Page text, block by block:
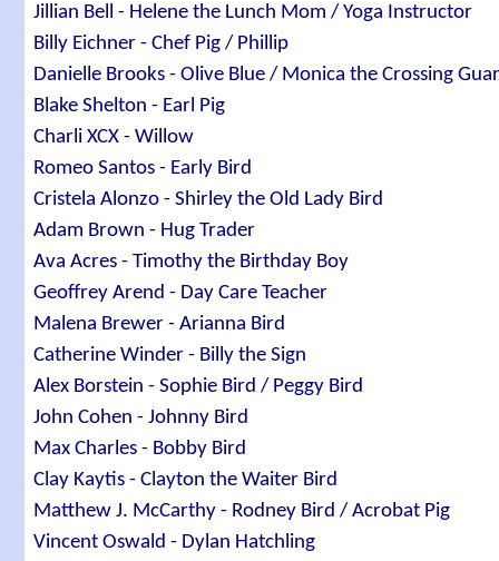
Jillian Bell - Helene the Lunch Mom / Yoga Instructor
Billy Eichner - Chef Pig / Phillip
Danielle Brooks - Olive Blue / Monica the Crossing
Blake Shelton - Earl Pig
Charli XCX - Willow
Romeo Santos - Early Bird
Cristela Alonzo - Shirley the Old Lady Bird
Adam Brown - Hug Trader
Ava Acres - Timothy the Birthday Boy
Geoffrey Arend - Day Care Teacher
Malena Brewer - Arianna Bird
Catherine Winder - Billy the Sign
Alex Borstein - Sophie Bird / Peggy Bird
John Cohen - Johnny Bird
Max Charles - Bobby Bird
Clay Kaytis - Clayton the Waiter Bird
Matthew J. McCarthy - Rodney Bird / Acrobat Pig
Vincent Oswald - Dylan Hatchling